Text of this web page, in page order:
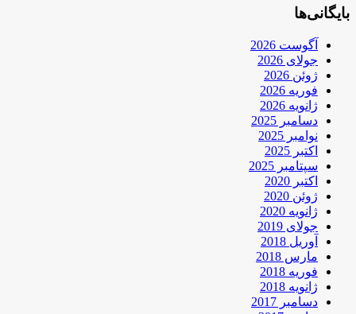
بایگانی‌ها
آگوست 2026
جولای 2026
ژوئن 2026
فوریه 2026
ژانویه 2026
دسامبر 2025
نوامبر 2025
اکتبر 2025
سپتامبر 2025
اکتبر 2020
ژوئن 2020
ژانویه 2020
جولای 2019
آوریل 2018
مارس 2018
فوریه 2018
ژانویه 2018
دسامبر 2017